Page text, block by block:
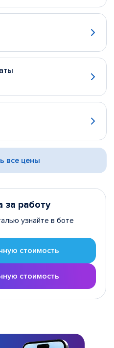
все цены
за работу
узнайте в боте
стоимость
стоимость